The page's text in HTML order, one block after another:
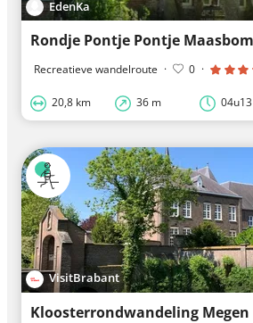
EdenKa
Recreatieve wandelroute · 0 ·
20,8 km 36 m 04u13
VisitBrabant
Kloosterrondwandeling Megen